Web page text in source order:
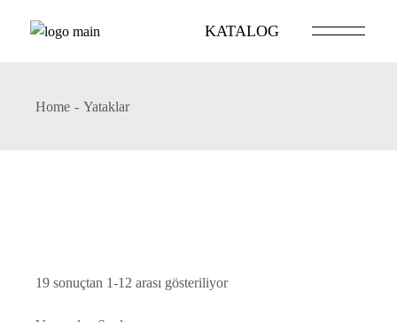
KATALOG
Home Yataklar
19 sonuçtan 1-12 arası gösteriliyor